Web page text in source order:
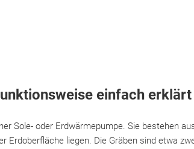
einfach
Sole- oder Erdwärmepumpe. Sie bestehen
Erdoberfläche liegen. Die Gräben sind etwa